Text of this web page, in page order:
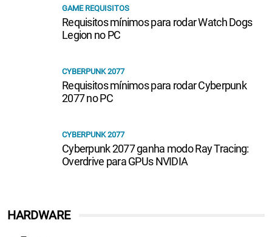
HARDWARE
GAME REQUISITOS
Requisitos mínimos para rodar Watch Dogs
Legion no PC
CYBERPUNK 2077
Requisitos mínimos para rodar Cyberpunk
2077 no PC
CYBERPUNK 2077
Cyberpunk 2077 ganha modo Ray Tracing:
Overdrive para GPUs NVIDIA